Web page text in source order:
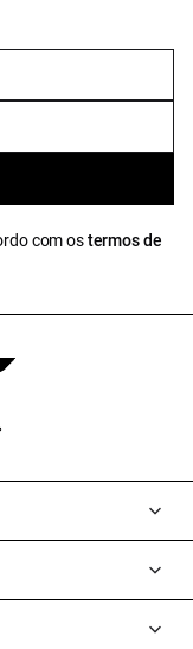
com ostermos de